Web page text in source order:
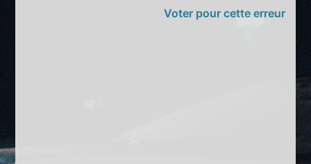
Voter pour cette erreur